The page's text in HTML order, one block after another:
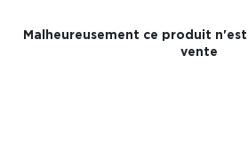
Malheureusement ce produit
vente